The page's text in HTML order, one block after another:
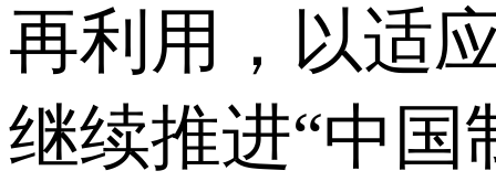
再利用，以适
继续推进“中国